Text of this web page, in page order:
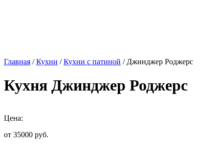
Главная /Кухни /Кухни с патиной / Джинджер Роджерс
Кухня Джинджер Роджерс
Цена:
от 35000 руб.